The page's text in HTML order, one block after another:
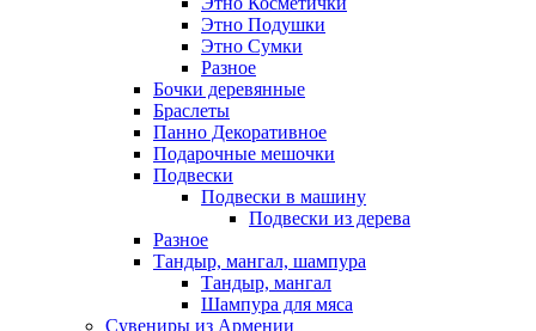
Этно Подушки
Этно Сумки
Разное
Бочки деревянные
Браслеты
Панно Декоративное
Подарочные мешочки
Подвески
Подвески в машину
Подвески из дерева
Разное
Тандыр, мангал, шампура
Тандыр, мангал
Шампура для мяса
Сувениры из Армении